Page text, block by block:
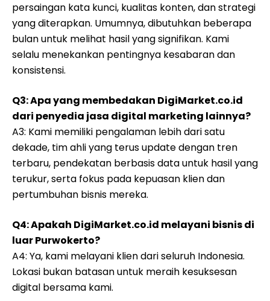
persaingan kata kunci, kualitas konten, dan strategi
yang diterapkan. Umumnya, dibutuhkan beberapa
bulan untuk melihat hasil yang signifikan. Kami
selalu menekankan pentingnya kesabaran dan
konsistensi.
Q3: Apa yang membedakan DigiMarket.co.id
dari penyedia jasa digital marketing lainnya?
A3: Kami memiliki pengalaman lebih dari satu
dekade, tim ahli yang terus update dengan tren
terbaru, pendekatan berbasis data untuk hasil yang
terukur, serta fokus pada kepuasan klien dan
pertumbuhan bisnis mereka.
Q4: Apakah DigiMarket.co.id melayani bisnis di
luar Purwokerto?
A4: Ya, kami melayani klien dari seluruh Indonesia.
Lokasi bukan batasan untuk meraih kesuksesan
digital bersama kami.